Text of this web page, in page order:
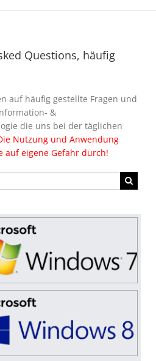
Questions, häufig
auf häufig gestellte Fragen und
&
die uns bei der täglichen
Nutzung und Anwendung
auf eigene Gefahr durch!